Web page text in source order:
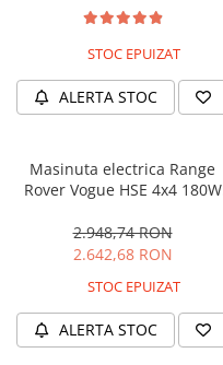
STOC EPUIZAT
ALERTA STOC
Masinuta electrica Range
Rover Vogue HSE 4x4 180W
2.948,74 RON
2.642,68 RON
STOC EPUIZAT
ALERTA STOC